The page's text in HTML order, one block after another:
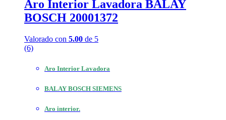
Aro Interior Lavadora BALAY
BOSCH 20001372
Valorado con 5.00 de 5
(6)
Aro Interior Lavadora
BALAY BOSCH SIEMENS
Aro interior.